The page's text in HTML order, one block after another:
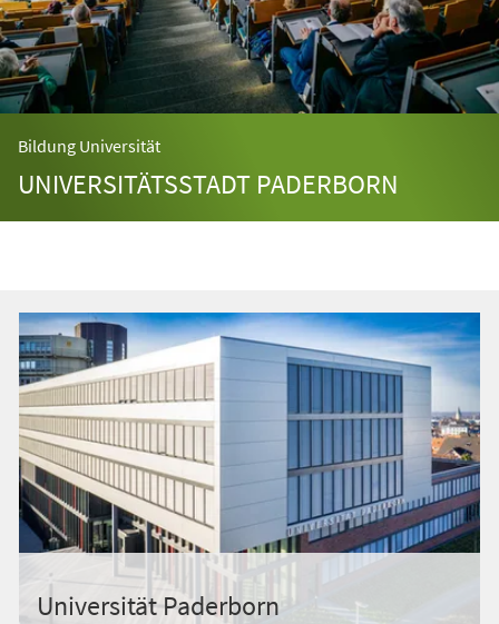
Bildung Universität
UNIVERSITÄTSSTADT PADERBORN
Universität Paderborn